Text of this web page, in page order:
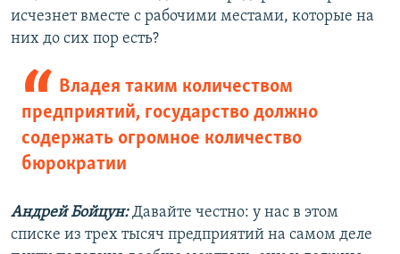
исчезнет вместе с рабочими местами, которые на
них до сих пор есть?
Владея таким количеством
предприятий, государство должно
содержать огромное количество
бюрократии
Андрей Бойцун:Давайте честно: у нас в этом
списке из трех тысяч предприятий на самом деле